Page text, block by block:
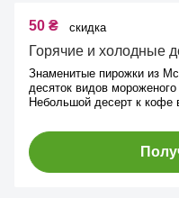
50 ₴ скидка
Горячие и холодные
Знаменитые пирожки из
десяток видов
Небольшой десерт к кофе